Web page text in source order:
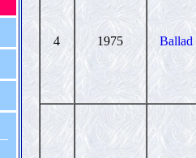
4 1975 Ballad